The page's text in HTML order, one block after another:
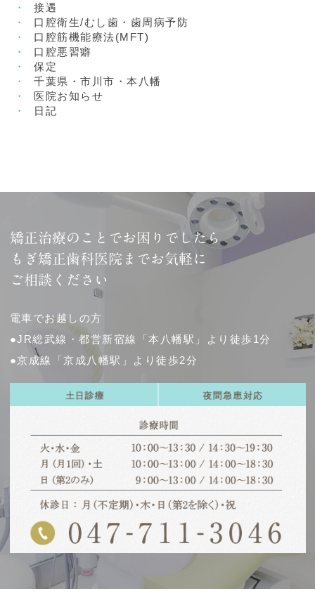
接遇
口腔衛生/むし歯・歯周病予防
口腔筋機能療法(MFT)
口腔悪習癖
保定
千葉県・市川市・本八幡
医院お知らせ
日記
矯正治療のことでお困りでしたら
もぎ矯正歯科医院までお気軽に
ご相談ください
電車でお越しの方
●JR総武線・都営新宿線「本八幡駅」より徒歩1分
●京成線「京成八幡駅」より徒歩2分